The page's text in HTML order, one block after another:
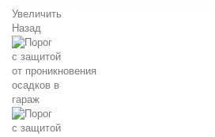
Увеличить
Назад